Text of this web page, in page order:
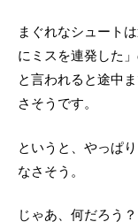
まぐれなシュート
にミスを連発した
と言われると途中
さそうです。
というと、やっぱ
なさそう。
じゃあ、何だろう